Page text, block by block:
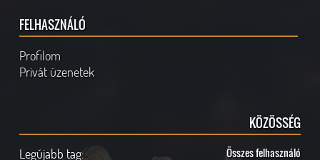
FELHASZNÁLÓ
Profilom
Privát üzenetek
KÖZÖSSÉG
Legújabb tag: Összes felhasználó